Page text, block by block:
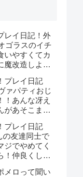
レイ日記！外
ゴラスのイチ
いやすくてカ
魔改造しよ
プレイ日記
ァパティおじ
！あんな冴え
があそこまで
プレイ日記
の友達同士で
ジでやめてく
！仲良くして
メロって聞い